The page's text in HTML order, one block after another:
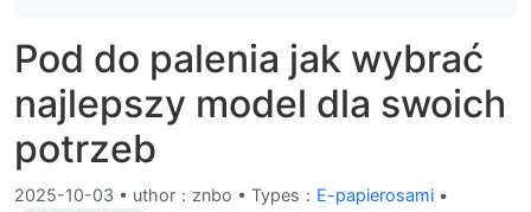
Pod do palenia jak wybrać
najlepszy model dla swoich
potrzeb
2025-10-03 • uthor：znbo • Types： E-papierosami •